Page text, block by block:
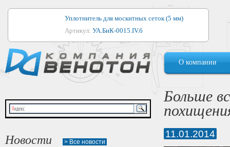
Уплотнитель для москитных сеток (5 мм)
Артикул: УА.БиК-0015.IV.б
Уплотнитель для алюминиевых окон
Артикул:1044
Уплотнитель для деревянных окон
Артикул:УМ.БиК-0062.IV.б
Уплотнитель лоджиевый для (4, 5, 6 мм)
О компании
Новости > Все новости
Больше
11.01.2014